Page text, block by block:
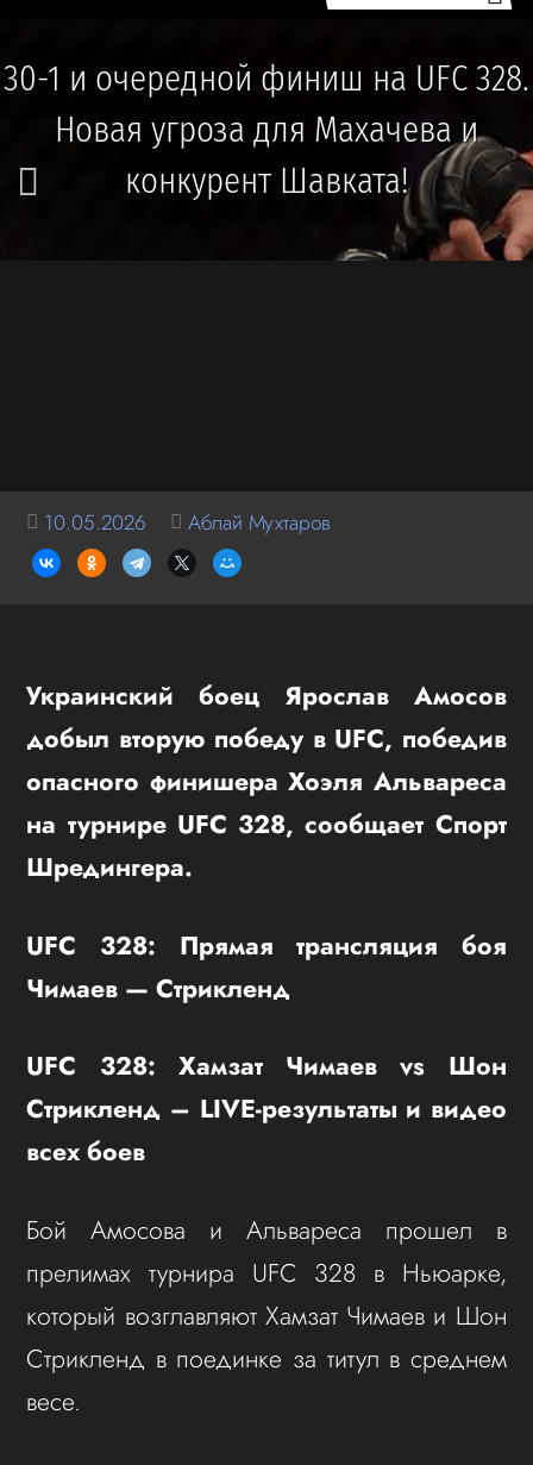
30-1 и очередной финиш на UFC 328.
Новая угроза для Махачева и
конкурент Шавката!
10.05.2026 Аблай Мухтаров
Украинский боец Ярослав Амосов
добыл вторую победу в UFC, победив
опасного финишера Хоэля Альвареса
на турнире UFC 328, сообщает Спорт
Шредингера.
UFC 328: Прямая трансляция боя
Чимаев — Стрикленд
UFC 328: Хамзат Чимаев vs Шон
Стрикленд – LIVE-результаты и видео
всех боев
Бой Амосова и Альвареса прошел в
прелимах турнира UFC 328 в Ньюарке,
который возглавляют Хамзат Чимаев и Шон
Стрикленд в поединке за титул в среднем
весе.